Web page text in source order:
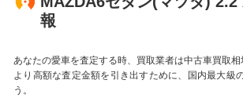
報
あなたの愛車を査定する時、買取業者は中古車買取相
より高額な査定金額を引き出すために、国内最大級
う。